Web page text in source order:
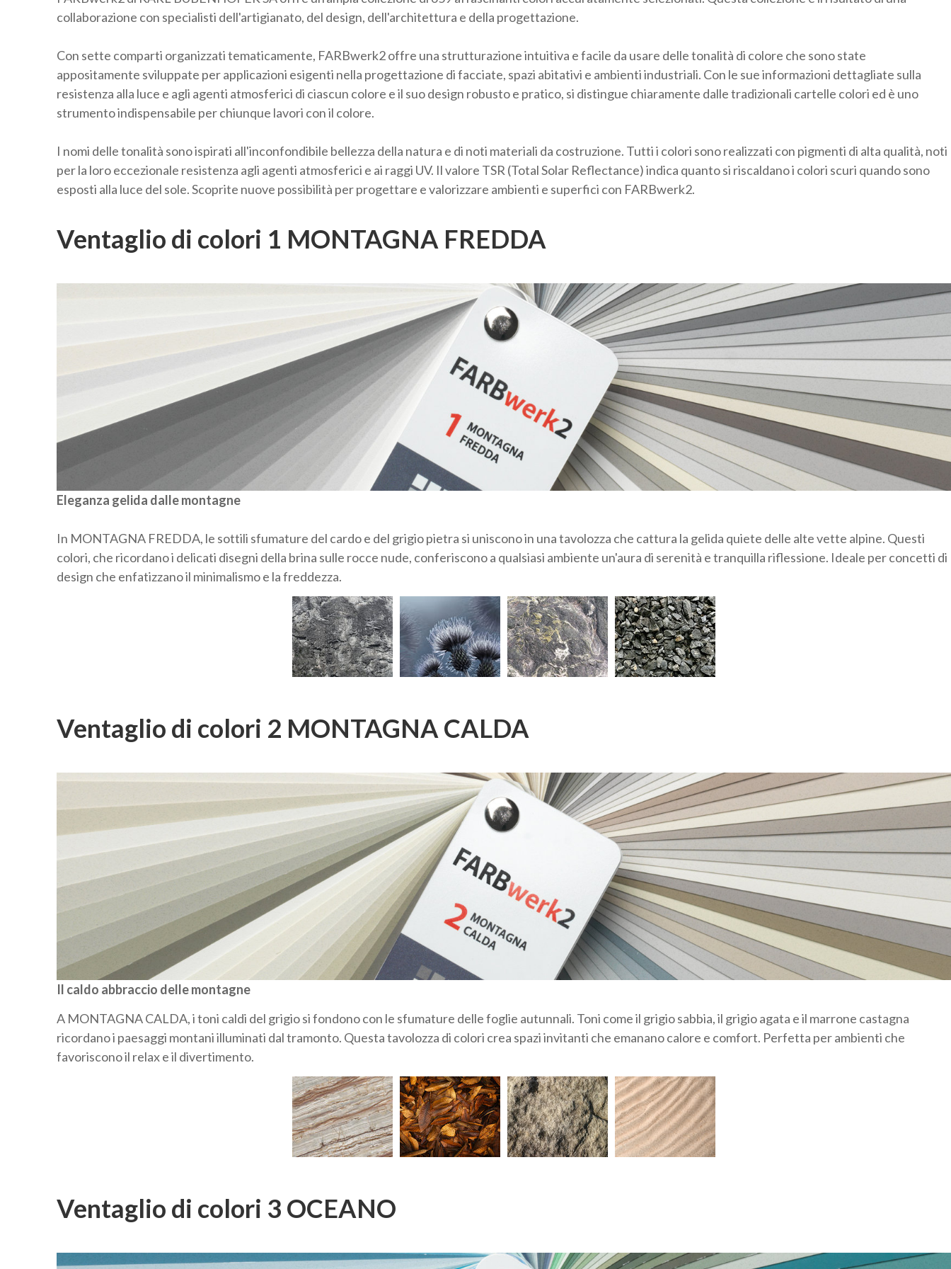
collaborazione con specialisti dell'artigianato, del design, dell'architettura e della progettazione.
Con sette comparti organizzati tematicamente, FARBwerk2 offre una strutturazione intuitiva e facile da usare delle tonalità di colore che sono state
appositamente sviluppate per applicazioni esigenti nella progettazione di facciate, spazi abitativi e ambienti industriali. Con le sue informazioni dettagliate sulla
resistenza alla luce e agli agenti atmosferici di ciascun colore e il suo design robusto e pratico, si distingue chiaramente dalle tradizionali cartelle colori ed è uno
strumento indispensabile per chiunque lavori con il colore.
I nomi delle tonalità sono ispirati all'inconfondibile bellezza della natura e di noti materiali da costruzione. Tutti i colori sono realizzati con pigmenti di alta qualità, noti
per la loro eccezionale resistenza agli agenti atmosferici e ai raggi UV. Il valore TSR (Total Solar Reflectance) indica quanto si riscaldano i colori scuri quando sono
esposti alla luce del sole. Scoprite nuove possibilità per progettare e valorizzare ambienti e superfici con FARBwerk2.
Ventaglio di colori 1 MONTAGNA FREDDA
Eleganza gelida dalle montagne
In MONTAGNA FREDDA, le sottili sfumature del cardo e del grigio pietra si uniscono in una tavolozza che cattura la gelida quiete delle alte vette alpine. Questi
colori, che ricordano i delicati disegni della brina sulle rocce nude, conferiscono a qualsiasi ambiente un'aura di serenità e tranquilla riflessione. Ideale per concetti di
design che enfatizzano il minimalismo e la freddezza.
Ventaglio di colori 2 MONTAGNA CALDA
Il caldo abbraccio delle montagne
A MONTAGNA CALDA, i toni caldi del grigio si fondono con le sfumature delle foglie autunnali. Toni come il grigio sabbia, il grigio agata e il marrone castagna
ricordano i paesaggi montani illuminati dal tramonto. Questa tavolozza di colori crea spazi invitanti che emanano calore e comfort. Perfetta per ambienti che
favoriscono il relax e il divertimento.
Ventaglio di colori 3 OCEANO